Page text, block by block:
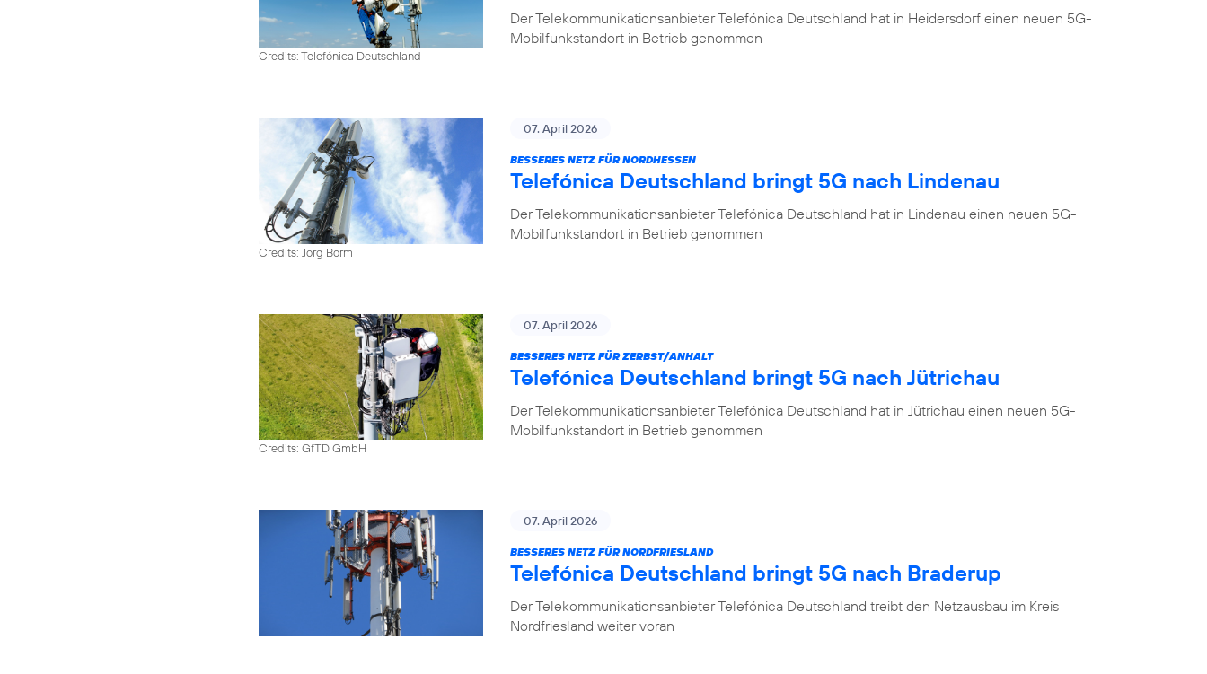
Credits: Telefónica Deutschland
Der Telekommunikationsanbieter Telefónica Deutschland hat in Heidersdorf einen neuen 5G-
Mobilfunkstandort in Betrieb genommen
Credits: Jörg Borm
07. April 2026
BESSERES NETZ FÜR NORDHESSEN
Telefónica Deutschland bringt 5G nach Lindenau
Der Telekommunikationsanbieter Telefónica Deutschland hat in Lindenau einen neuen 5G-
Mobilfunkstandort in Betrieb genommen
Credits: GfTD GmbH
07. April 2026
BESSERES NETZ FÜR ZERBST/ANHALT
Telefónica Deutschland bringt 5G nach Jütrichau
Der Telekommunikationsanbieter Telefónica Deutschland hat in Jütrichau einen neuen 5G-
Mobilfunkstandort in Betrieb genommen
07. April 2026
BESSERES NETZ FÜR NORDFRIESLAND
Telefónica Deutschland bringt 5G nach Braderup
Der Telekommunikationsanbieter Telefónica Deutschland treibt den Netzausbau im Kreis
Nordfriesland weiter voran